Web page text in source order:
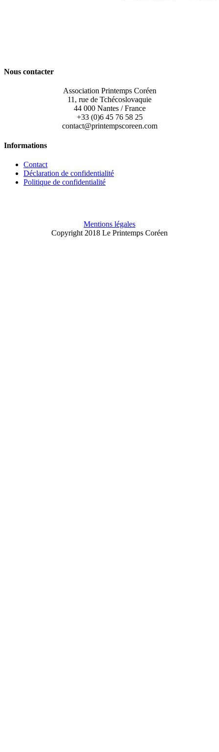
Nous contacter
Association Printemps Coréen
11, rue de Tchécoslovaquie
44 000 Nantes / France
+33 (0)6 45 76 58 25
contact@printempscoreen.com
Informations
Contact
Déclaration de confidentialité
Politique de confidentialité
Mentions légales
Copyright 2018 Le Printemps Coréen